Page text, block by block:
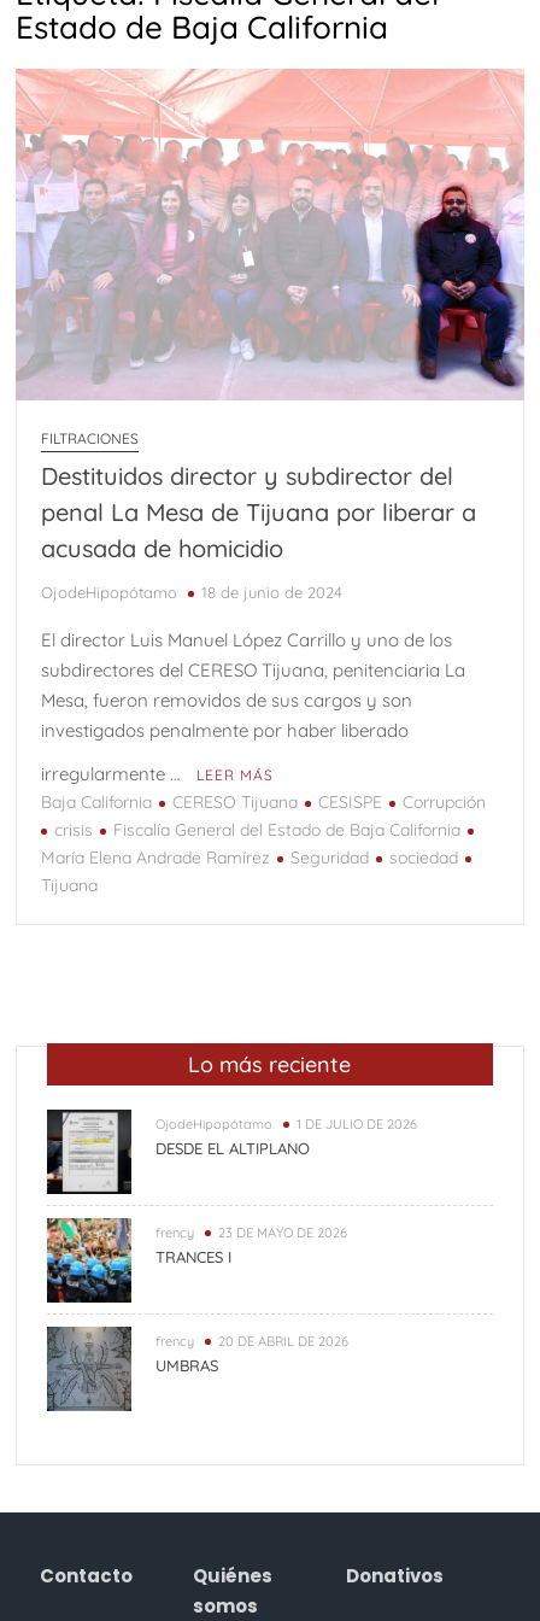
Estado de Baja California
FILTRACIONES
Destituidos director y subdirector del
penal La Mesa de Tijuana por liberar a
acusada de homicidio
OjodeHipopótamo 18 de junio de 2024
El director Luis Manuel López Carrillo y uno de los
subdirectores del CERESO Tijuana, penitenciaria La
Mesa, fueron removidos de sus cargos y son
investigados penalmente por haber liberado
irregularmente …
LEER MÁS
Baja California CERESO Tijuana CESISPE
Corrupción
crisis
Fiscalía General del Estado de Baja California
María Elena Andrade Ramírez
Seguridad
sociedad
Tijuana
Lo más reciente
OjodeHipopótamo 1 DE JULIO DE 2026
DESDE EL ALTIPLANO
frency 23 DE MAYO DE 2026
TRANCES I
frency 20 DE ABRIL DE 2026
UMBRAS
Contacto
Quiénes
somos
Donativos